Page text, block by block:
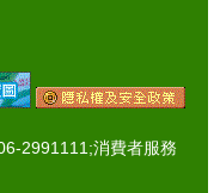
2991111;消費者服務